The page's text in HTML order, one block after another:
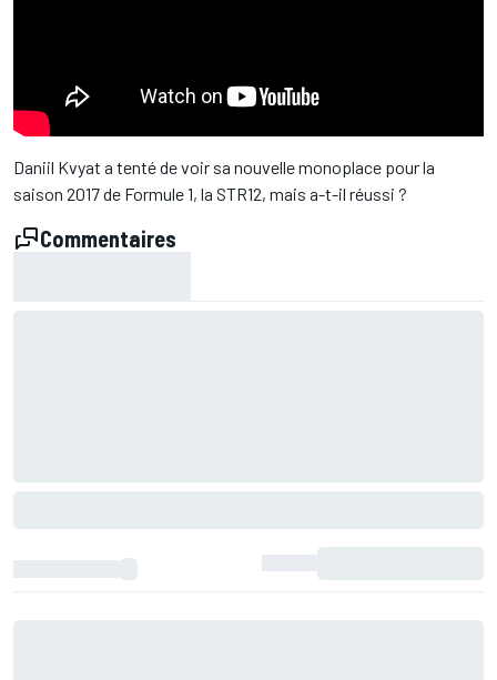
Daniil Kvyat a tenté de voir sa nouvelle monoplace pour la
saison 2017 de Formule 1, la STR12, mais a-t-il réussi ?
Commentaires